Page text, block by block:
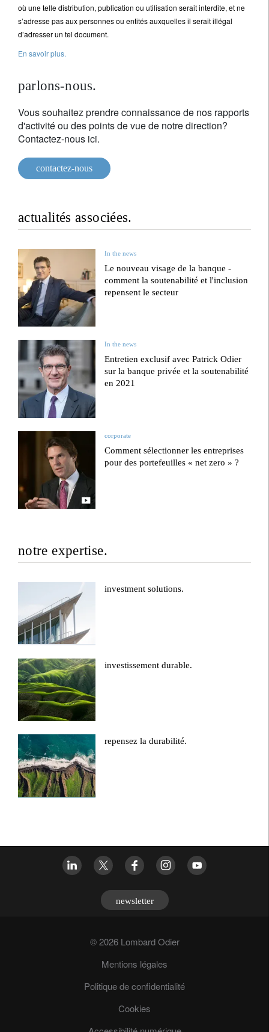
où une telle distribution, publication ou utilisation serait interdite, et ne
s’adresse pas aux personnes ou entités auxquelles il serait illégal
d’adresser un tel document.
En savoir plus.
parlons-nous.
Vous souhaitez prendre connaissance de nos rapports
d'activité ou des points de vue de notre direction?
Contactez-nous ici.
contactez-nous
actualités associées.
In the news
Le nouveau visage de la banque -
comment la soutenabilité et l'inclusion
repensent le secteur
In the news
Entretien exclusif avec Patrick Odier
sur la banque privée et la soutenabilité
en 2021
corporate
Comment sélectionner les entreprises
pour des portefeuilles « net zero » ?
notre expertise.
investment solutions.
investissement durable.
repensez la durabilité.
newsletter
© 2026 Lombard Odier
Mentions légales
Politique de confidentialité
Cookies